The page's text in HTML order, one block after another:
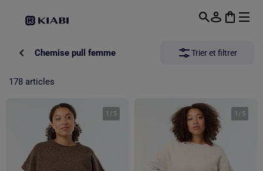
Chemise pull femme Trier et filtrer
178 articles
1 / 5 1 / 5